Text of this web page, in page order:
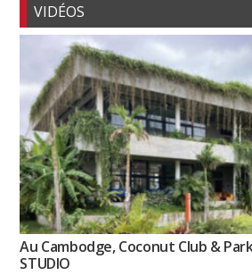
VIDÉOS
Au Cambodge, Coconut Club &
STUDIO